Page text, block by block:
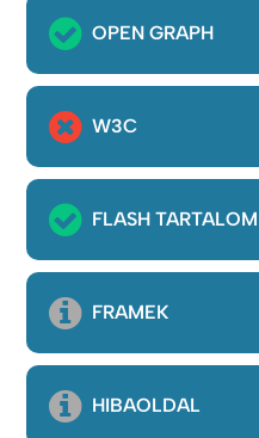
OPEN GRAPH
W3C
FLASH TARTALOM
FRAMEK
HIBAOLDAL